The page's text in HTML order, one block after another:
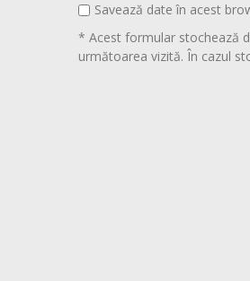
Savează date în acest
* Acest formular stochează
următoarea vizită. În cazul